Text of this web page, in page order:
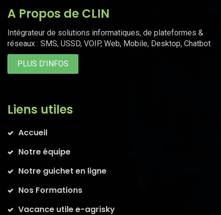
A Propos de CLIN
Intégrateur de solutions informatiques, de plateformes &
réseaux : SMS, USSD, VOIP, Web, Mobile, Desktop, Chatbot
PLUS D'INFOS
Liens utiles
Accueil
Notre équipe
Notre guichet en ligne
Nos Formations
Vacance utile e-agrisky